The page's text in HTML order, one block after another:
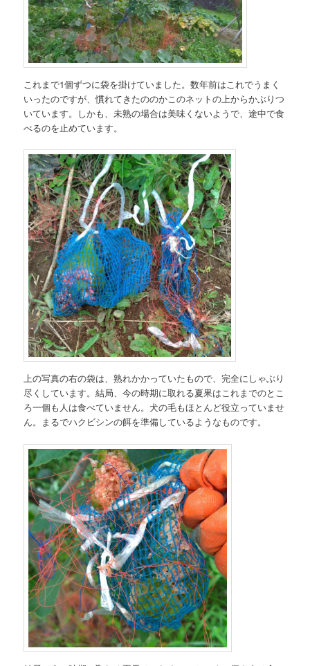
これまで1個ずつに袋を掛けていました。数年前はこれでうまく
いったのですが、慣れてきたののかこのネットの上からかぶりつ
いています。しかも、未熟の場合は美味くないようで、途中で食
べるのを止めています。
上の写真の右の袋は、熟れかかっていたもので、完全にしゃぶり
尽くしています。結局、今の時期に取れる夏果はこれまでのとこ
ろ一個も人は食べていません。犬の毛もほとんど役立っていませ
ん。まるでハクビシンの餌を準備しているようなものです。